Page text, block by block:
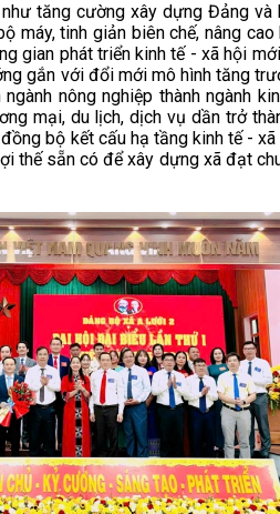
tăng cường xây dựng Đảng và
máy, tinh giản biên chế, nâng cao
gian phát triển kinh tế - xã hội
gắn với đổi mới mô hình tăng
nông nghiệp thành ngành
mại, du lịch, dịch vụ dần trở
bộ kết cấu hạ tầng kinh tế - xã
thế sẵn có để xây dựng xã đạt